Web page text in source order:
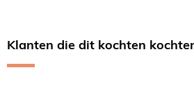
Klanten die dit kochten